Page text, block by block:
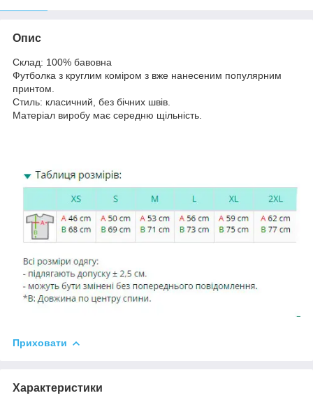
Опис
Склад: 100% бавовна
Футболка з круглим коміром з вже нанесеним популярним
принтом.
Стиль: класичний, без бічних швів.
Матеріал виробу має середню щільність.
Приховати
Характеристики